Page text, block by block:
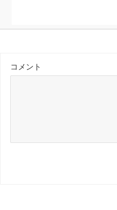
コメント